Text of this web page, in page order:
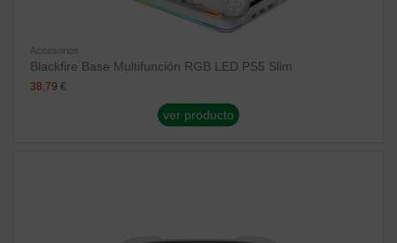
Accesorios
Blackfire Base Multifunción RGB LED PS5 Slim
38,79 €
ver producto